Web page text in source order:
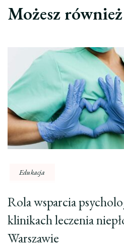
Możesz
Edukacja
Rola wsparcia
klinikach leczenia
Warszawie